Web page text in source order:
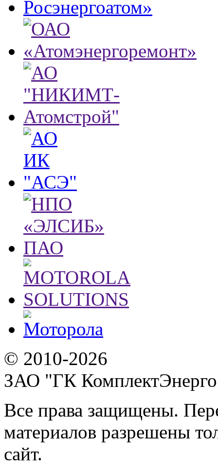
© 2010-2026
ЗАО "ГК
Все права защищены.
материалов разрешены
сайт.